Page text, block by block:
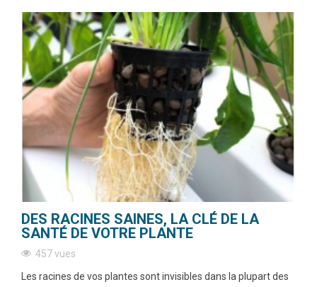
DES RACINES SAINES, LA CLÉ DE LA
SANTÉ DE VOTRE PLANTE
457 vues
Les racines de vos plantes sont invisibles dans la plupart des